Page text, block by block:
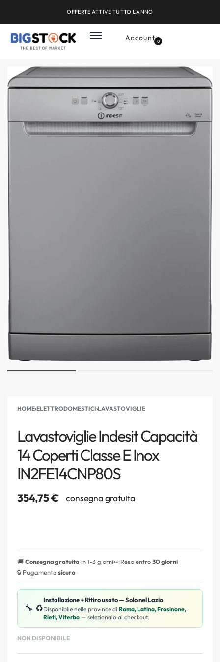
OFFERTE ATTIVE TUTTO L'ANNO
Account 0
HOME›ELETTRODOMESTICI›LAVASTOVIGLIE
Lavastoviglie Indesit Capacità
14 Coperti Classe E Inox
IN2FE14CNP80S
354,75€ consegna gratuita
🚚Consegna gratuita in 1-3 giorni↩️ Reso entro30 giorni
🔒 Pagamentosicuro
🔧 ♻️
Installazione + Ritiro usato — Solo nel Lazio
Disponibile nelle province di Roma, Latina, Frosinone,
Rieti, Viterbo — selezionalo al checkout.
NON DISPONIBILE